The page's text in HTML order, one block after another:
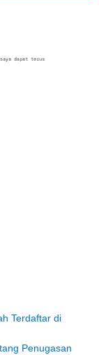
Terdaftar di
Penugasan